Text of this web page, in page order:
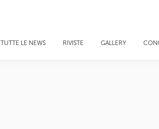
TUTTE LE NEWS RIVISTE GALLERY